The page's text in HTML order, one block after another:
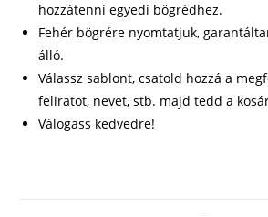
hozzátenni egyedi bögrédhez.
Fehér bögrére nyomtatjuk,
álló.
Válassz sablont, csatold hozzá a
feliratot, nevet, stb. majd tedd a
Válogass kedvedre!